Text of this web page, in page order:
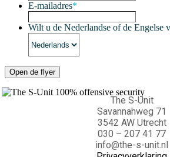
E-mailadres*
Wilt u de Nederlandse of de Engelse
The S-Unit
Savannahweg 71
3542 AW Utrecht
030 – 207 41 77
info@the-s-unit.nl